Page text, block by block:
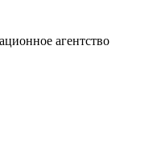
агентство